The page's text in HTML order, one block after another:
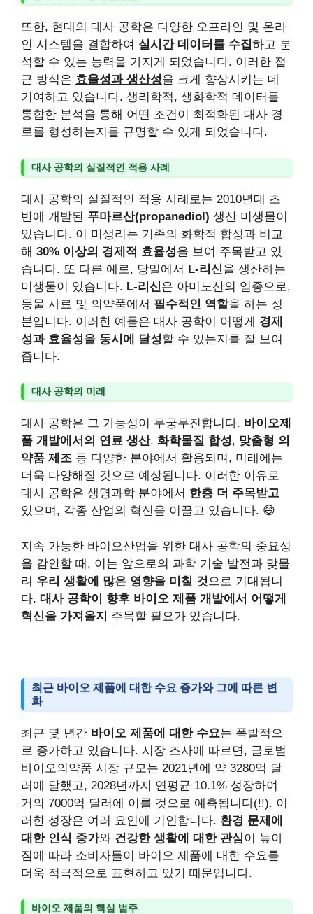
또한, 현대의 대사 공학은 다양한 오프라인 및 온라
인 시스템을 결합하여 실시간 데이터를 수집하고 분
석할 수 있는 능력을 가지게 되었습니다. 이러한 접
근 방식은 효율성과 생산성을 크게 향상시키는 데
기여하고 있습니다. 생리학적, 생화학적 데이터를
통합한 분석을 통해 어떤 조건이 최적화된 대사 경
로를 형성하는지를 규명할 수 있게 되었습니다.
대사 공학의 실질적인 적용 사례
대사 공학의 실질적인 적용 사례로는 2010년대 초
반에 개발된 푸마르산(propanediol) 생산 미생물이
있습니다. 이 미생리는 기존의 화학적 합성과 비교
해 30% 이상의 경제적 효율성을 보여 주목받고 있
습니다. 또 다른 예로, 당밀에서 L-리신을 생산하는
미생물이 있습니다. L-리신은 아미노산의 일종으로,
동물 사료 및 의약품에서 필수적인 역할을 하는 성
분입니다. 이러한 예들은 대사 공학이 어떻게 경제
성과 효율성을 동시에 달성할 수 있는지를 잘 보여
줍니다.
대사 공학의 미래
대사 공학은 그 가능성이 무궁무진합니다. 바이오제
품 개발에서의 연료 생산, 화학물질 합성, 맞춤형 의
약품 제조 등 다양한 분야에서 활용되며, 미래에는
더욱 다양해질 것으로 예상됩니다. 이러한 이유로
대사 공학은 생명과학 분야에서 한층 더 주목받고
있으며, 각종 산업의 혁신을 이끌고 있습니다. 😄
지속 가능한 바이오산업을 위한 대사 공학의 중요성
을 감안할 때, 이는 앞으로의 과학 기술 발전과 맞물
려 우리 생활에 많은 영향을 미칠 것 으로 기대됩니
다. 대사 공학이 향후 바이오 제품 개발에서 어떻게
혁신을 가져올지 주목할 필요가 있습니다.
최근 바이오 제품에 대한 수요 증가와 그에 따른 변
화
최근 몇 년간 바이오 제품에 대한 수요는 폭발적으
로 증가하고 있습니다. 시장 조사에 따르면, 글로벌
바이오의약품 시장 규모는 2021년에 약 3280억 달
러에 달했고, 2028년까지 연평균 10.1% 성장하여
거의 7000억 달러에 이를 것으로 예측됩니다(!!). 이
러한 성장은 여러 요인에 기인합니다. 환경 문제에
대한 인식 증가와 건강한 생활에 대한 관심이 높아
짐에 따라 소비자들이 바이오 제품에 대한 수요를
더욱 적극적으로 표현하고 있기 때문입니다.
바이오 제품의 핵심 범주